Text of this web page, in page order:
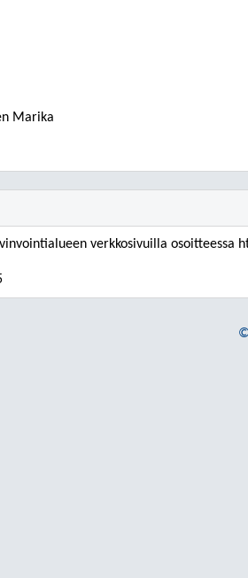
Marika
verkkosivuilla